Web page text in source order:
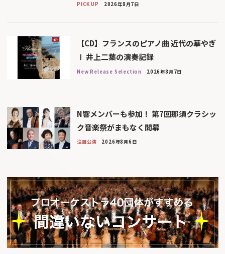
PICK UP 2026年8月7日
【CD】フランスのピアノ曲 近代の華やぎ
Ⅰ 井上二葉の演奏記録
New Release Selection 2026年8月7日
N響メンバーも参加！ 第7回那須クラシッ
ク音楽祭がまもなく開幕
注目公演 2026年8月6日